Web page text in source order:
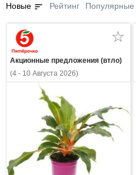
Новые sort Рейтинг Популярные
Акционные предложения (втло)
(4 - 10 Августа 2026)